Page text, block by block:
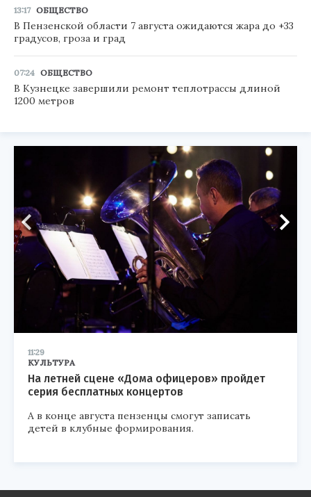
13:17 ОБЩЕСТВО
В Пензенской области 7 августа ожидаются жара до +33
градусов, гроза и град
07:24 ОБЩЕСТВО
В Кузнецке завершили ремонт теплотрассы длиной
1200 метров
11:29
КУЛЬТУРА
На летней сцене «Дома офицеров» пройдет
серия бесплатных концертов
А в конце августа пензенцы смогут записать
детей в клубные формирования.